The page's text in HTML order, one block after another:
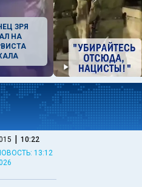
ЗРЯ
НА
| 10:22
13:12